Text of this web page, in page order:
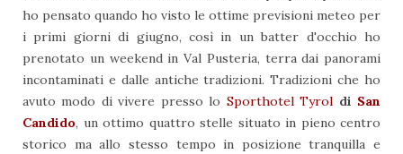
ho pensato quando ho visto le ottime previsioni meteo per
i primi giorni di giugno, così in un batter d'occhio ho
prenotato un weekend in Val Pusteria, terra dai panorami
incontaminati e dalle antiche tradizioni. Tradizioni che ho
avuto modo di vivere presso lo Sporthotel Tyrol di San
Candido, un ottimo quattro stelle situato in pieno centro
storico ma allo stesso tempo in posizione tranquilla e